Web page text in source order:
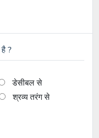
है ?
डेसीबल से
श्रव्य तरंग से